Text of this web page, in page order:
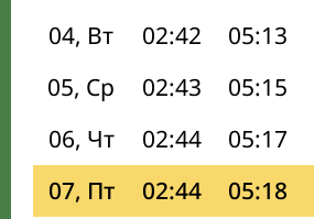
04, Вт
02:42 05:13
05, Ср
02:43 05:15
06, Чт
02:44 05:17
07, Пт
02:44 05:18